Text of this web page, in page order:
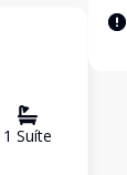
1 Suíte